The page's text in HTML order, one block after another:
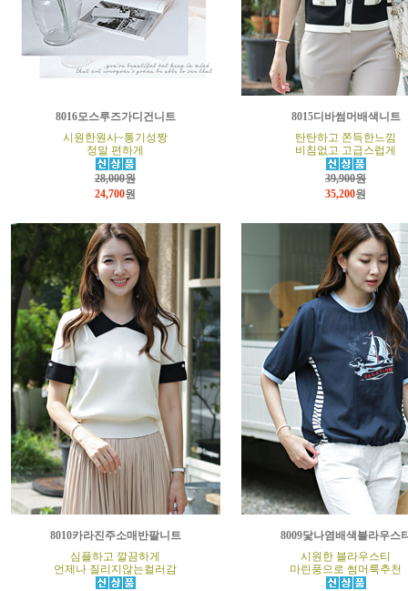
8016모스루즈가디건니트
시원한원사~통기성짱
정말 편하게
28,000원
24,700원
8015디바썸머배색니트
탄탄하고 쫀득한느낌
비침없고 고급스럽게
39,900원
35,200원
8010카라진주소매반팔니트
심플하고 깔끔하게
언제나 질리지않는컬러감
8009닻나염배색블라우스
시원한 블라우스티
마린풍으로 썸머룩추천